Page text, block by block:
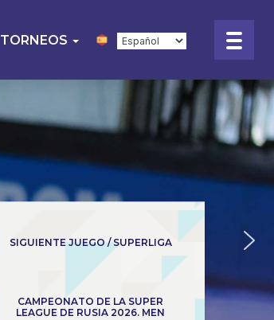
TORNEOS
SIGUIENTE JUEGO / SUPERLIGA
CAMPEONATO DE LA SUPER
LEAGUE DE RUSIA 2026. MEN